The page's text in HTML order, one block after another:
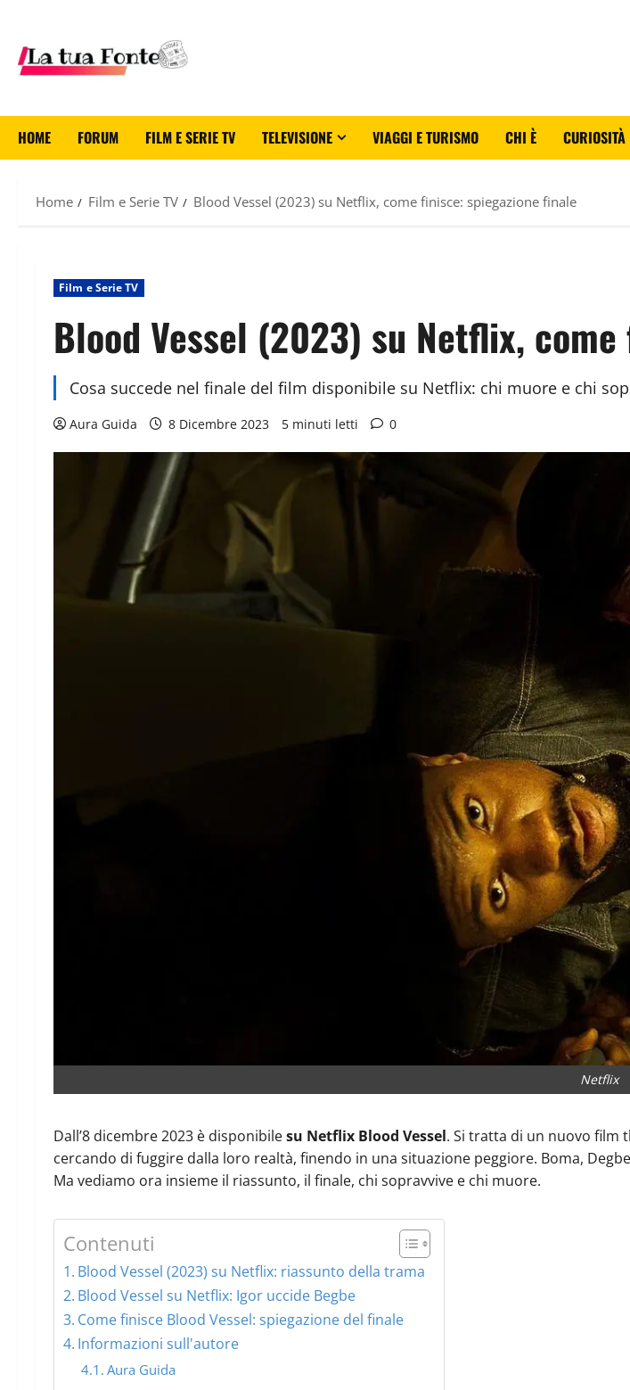
HOME FORUM FILM E SERIE TV TELEVISIONE VIAGGI E TURISMO CHI È CURIOSITÀ
Home Film e Serie TV Blood Vessel (2023) su Netflix, come finisce: spiegazione finale
Film e Serie TV
Blood Vessel (2023) su Netflix,
Cosa succede nel finale del film disponibile su Netflix: chi muore e chi
Aura Guida 8 Dicembre 2023 5 minuti letti 0
Netflix
Dall’8 dicembre 2023 è disponibilesu Netflix Blood Vessel. Si tratta di un nuovo film
cercando di fuggire dalla loro realtà, finendo in una situazione peggiore. Boma,
Ma vediamo ora insieme il riassunto, il finale, chi sopravvive e chi muore.
Contenuti
Blood Vessel (2023) su Netflix: riassunto della trama
Blood Vessel su Netflix: Igor uccide Begbe
Come finisce Blood Vessel: spiegazione del finale
Informazioni sull'autore
Aura Guida